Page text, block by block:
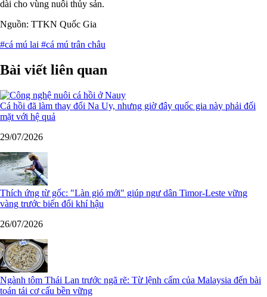
dài cho vùng nuôi thủy sản.
Nguồn: TTKN Quốc Gia
#cá mú lai #cá mú trân châu
Bài viết liên quan
Cá hồi đã làm thay đổi Na Uy, nhưng giờ đây quốc gia này phải đối
mặt với hệ quả
29/07/2026
Thích ứng từ gốc: "Làn gió mới" giúp ngư dân Timor-Leste vững
vàng trước biến đổi khí hậu
26/07/2026
Ngành tôm Thái Lan trước ngã rẽ: Từ lệnh cấm của Malaysia đến bài
toán tái cơ cấu bền vững